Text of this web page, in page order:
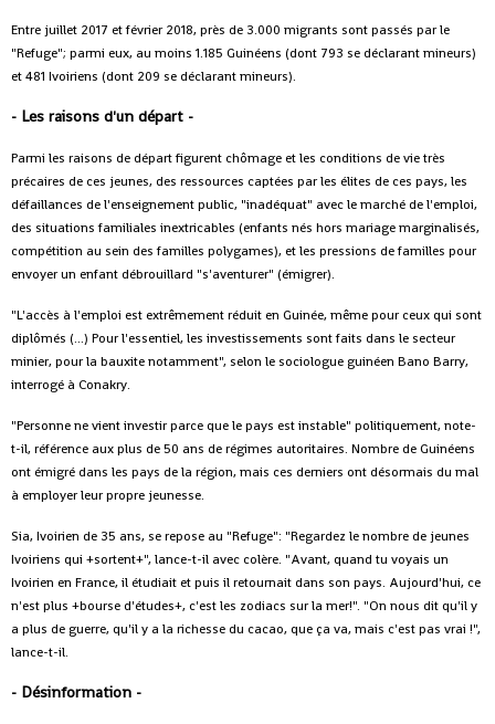
Entre juillet 2017 et février 2018, près de 3.000 migrants sont passés par le
"Refuge"; parmi eux, au moins 1.185 Guinéens (dont 793 se déclarant mineurs)
et 481 Ivoiriens (dont 209 se déclarant mineurs).
- Les raisons d'un départ -
Parmi les raisons de départ figurent chômage et les conditions de vie très
précaires de ces jeunes, des ressources captées par les élites de ces pays, les
défaillances de l'enseignement public, "inadéquat" avec le marché de l'emploi,
des situations familiales inextricables (enfants nés hors mariage marginalisés,
compétition au sein des familles polygames), et les pressions de familles pour
envoyer un enfant débrouillard "s'aventurer" (émigrer).
"L'accès à l'emploi est extrêmement réduit en Guinée, même pour ceux qui sont
diplômés (...) Pour l'essentiel, les investissements sont faits dans le secteur
minier, pour la bauxite notamment", selon le sociologue guinéen Bano Barry,
interrogé à Conakry.
"Personne ne vient investir parce que le pays est instable" politiquement, note-
t-il, référence aux plus de 50 ans de régimes autoritaires. Nombre de Guinéens
ont émigré dans les pays de la région, mais ces derniers ont désormais du mal
à employer leur propre jeunesse.
Sia, Ivoirien de 35 ans, se repose au "Refuge": "Regardez le nombre de jeunes
Ivoiriens qui +sortent+", lance-t-il avec colère. "Avant, quand tu voyais un
Ivoirien en France, il étudiait et puis il retournait dans son pays. Aujourd'hui, ce
n'est plus +bourse d'études+, c'est les zodiacs sur la mer!". "On nous dit qu'il y
a plus de guerre, qu'il y a la richesse du cacao, que ça va, mais c'est pas vrai !",
lance-t-il.
- Désinformation -